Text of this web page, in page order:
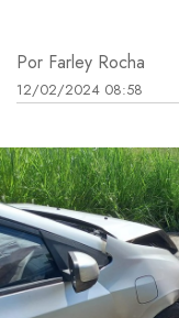
Por Farley Rocha
12/02/2024 08:58